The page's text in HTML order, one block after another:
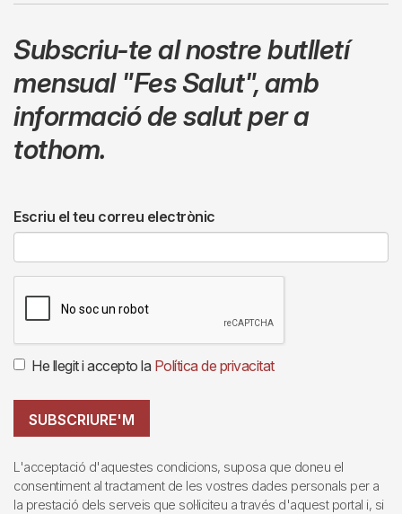
Subscriu-te al nostre butlletí
mensual "Fes Salut",amb
informació de salut per a
tothom.
Escriu el teu correu electrònic
He llegit i accepto la Política de privacitat
SUBSCRIURE'M
L'acceptació d'aquestes condicions, suposa que doneu el
consentiment al tractament de les vostres dades personals per a
la prestació dels serveis que sol·liciteu a través d'aquest portal i, si